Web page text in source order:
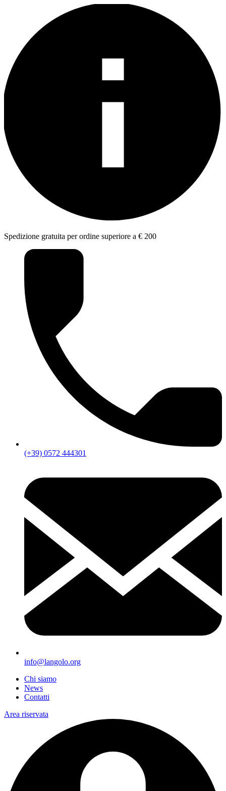
Spedizione gratuita per ordine superiore a € 200
(+39) 0572 444301
info@langolo.org
Chi siamo
News
Contatti
Area riservata